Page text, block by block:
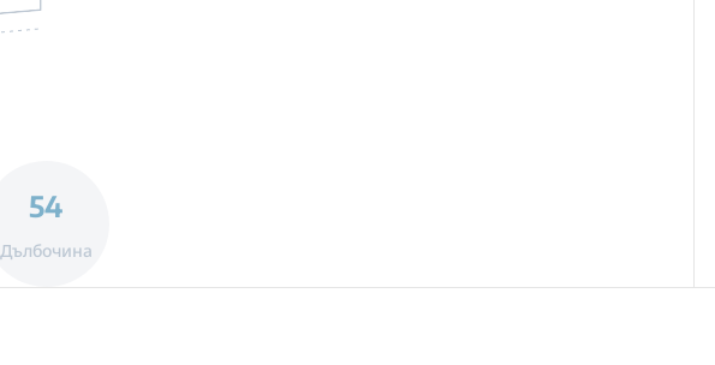
54
Дълбочина